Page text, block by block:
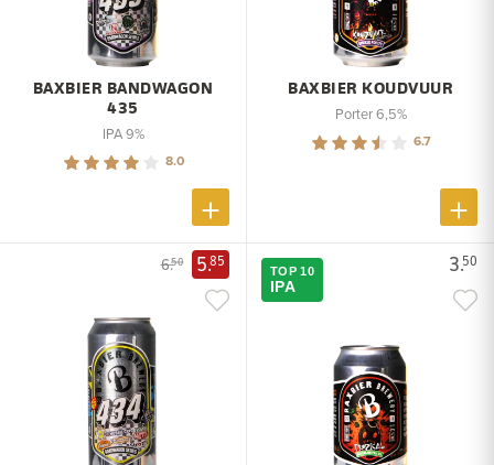
BAXBIER BANDWAGON
435
IPA 9%
8.0
BAXBIER KOUDVUUR
Porter 6,5%
6.7
6.50 5.85 3.50
TOP 10
IPA